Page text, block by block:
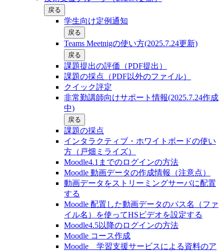
戻る
学生向け定例通知
戻る
Teams Meetnigの使い方(2025.7.24更新)
戻る
課題提出の評価（PDF提出）
課題の採点（PDF以外のファイル）
クイック評定
非常勤講師向けサポート情報(2025.7.24作成
中)
戻る
課題の採点
インタラクティブ・ホワイトボードの使い
方（戸畑ミライズ）
Moodle4.1までのログインの方法
Moodle 動画データの作成情報（注意点）
動画データをストリーミングサーバに配置
する
Moodle 配置した動画データのパス名（ファ
イル名）を使ってHSビデオを設定する
Moodle4.5以降のログインの方法
Moodle コース作成
Moodle 学習支援サービスによる資料のア